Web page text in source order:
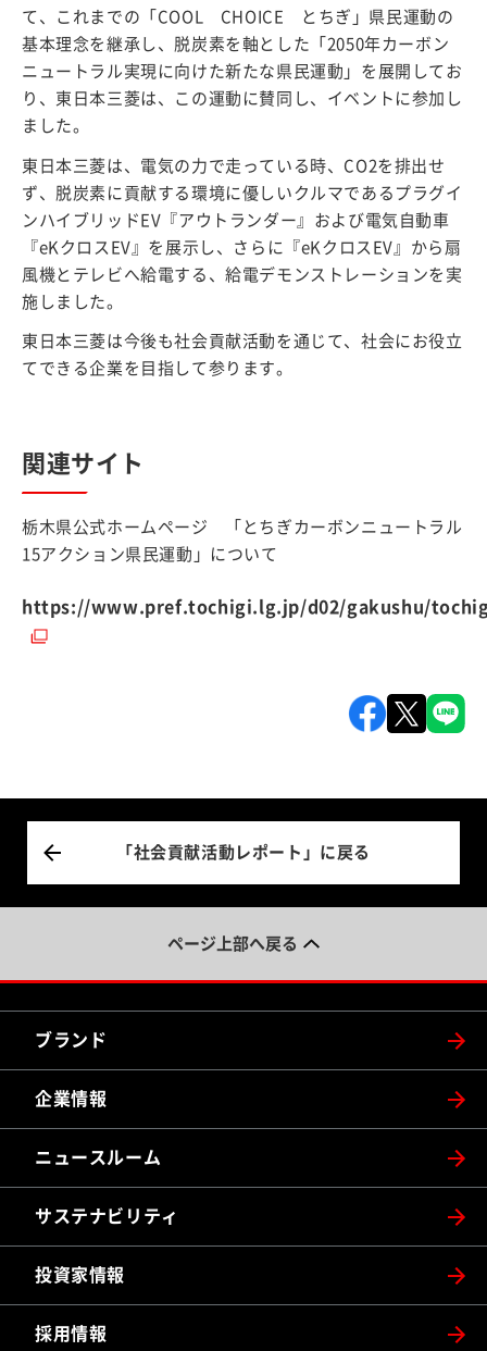
て、これまでの「COOL CHOICE とちぎ」県民運動の
基本理念を継承し、脱炭素を軸とした「2050年カーボン
ニュートラル実現に向けた新たな県民運動」を展開してお
り、東日本三菱は、この運動に賛同し、イベントに参加し
ました。
東日本三菱は、電気の力で走っている時、CO2を排出せ
ず、脱炭素に貢献する環境に優しいクルマであるプラグイ
ンハイブリッドEV『アウトランダー』および電気自動車
『eKクロスEV』を展示し、さらに『eKクロスEV』から扇
風機とテレビへ給電する、給電デモンストレーションを実
施しました。
東日本三菱は今後も社会貢献活動を通じて、社会にお役立
てできる企業を目指して参ります。
関連サイト
栃木県公式ホームページ 「とちぎカーボンニュートラル
15アクション県民運動」について
https://www.pref.tochigi.lg.jp/d02/gakushu/
「社会貢献活動レポート」に戻る
ページ上部へ戻る
ブランド
企業情報
ニュースルーム
サステナビリティ
投資家情報
採用情報